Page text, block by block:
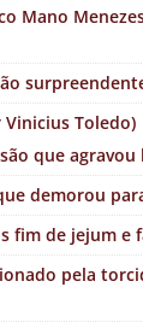
Mano
Toledo)
que agravou
demorou
fim de jejum
pela